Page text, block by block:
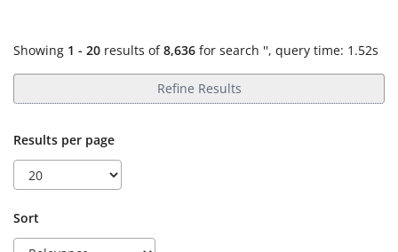
Showing 1 - 20 results of8,636 for search '', query time: 1.52s
Refine Results
Results per page
Sort